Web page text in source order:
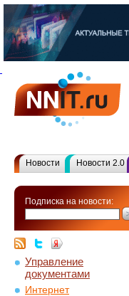
Новости Новости 2.0
Подписка на новости:
Управление
документами
Интернет